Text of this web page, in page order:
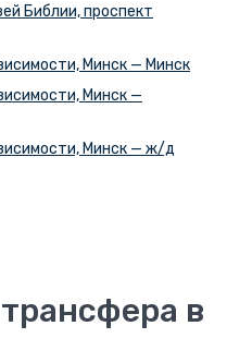
Библии, проспект
Минск — Минск
Минск —
Минск — ж/д
в